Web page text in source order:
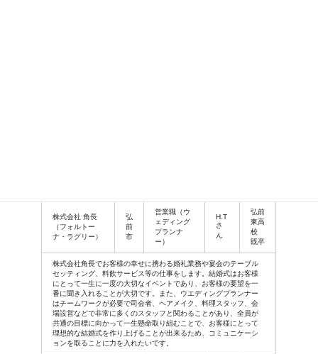
株式会社 角長
（フォルトー
ナ・ラグリー）
弘
前
市
営業職（ウ
ェディング
プランナ
ー）
H.T
さ
ん
弘前
東高
校
既卒
株式会社角長でお客様の幸せに携わる婚礼業務や宴会のテーブル
セッティング、料飲サービス等の仕事をします。結婚式はお客様
にとって一生に一度の大切なイベントであり、お客様の要望を一
番に聞き入れることが大切です。また、ウエディングプランナー
はチームワークが必要で司会者、ヘアメイク、料理スタッフ、会
場設営などで非常に多くのスタッフと関わることがあり、全員が
共通の目標に向かって一生懸命取り組むことで、お客様にとって
理想的な結婚式を作り上げることが出来るため、コミュニケーシ
ョンを取ることに力を入れたいです。